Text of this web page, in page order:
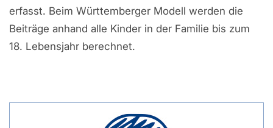
erfasst. Beim Württemberger Modell werden die
Beiträge anhand alle Kinder in der Familie bis zum
18. Lebensjahr berechnet.